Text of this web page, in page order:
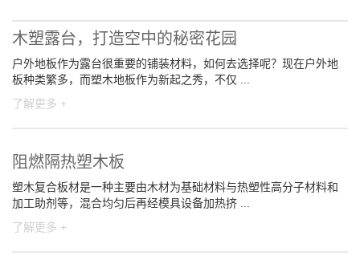
木塑露台，打造空中的秘密花园
户外地板作为露台很重要的铺装材料，如何去选择呢？现在户外地
板种类繁多，而塑木地板作为新起之秀，不仅 ...
了解更多 +
阻燃隔热塑木板
塑木复合板材是一种主要由木材为基础材料与热塑性高分子材料和
加工助剂等，混合均匀后再经模具设备加热挤 ...
了解更多 +